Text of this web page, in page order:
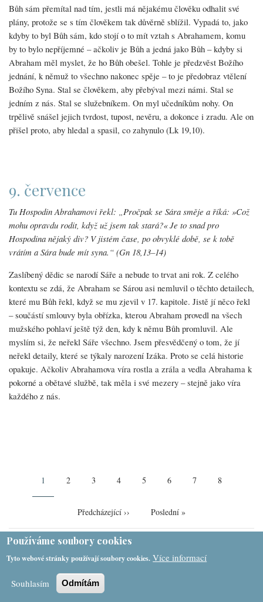
Bůh sám přemítal nad tím, jestli má nějakému člověku odhalit své
plány, protože se s tím člověkem tak důvěrně sblížil. Vypadá to, jako
kdyby to byl Bůh sám, kdo stojí o to mít vztah s Abrahamem, komu
by to bylo nepříjemné – ačkoliv je Bůh a jedná jako Bůh – kdyby si
Abraham měl myslet, že ho Bůh obešel. Tohle je předzvěst Božího
jednání, k němuž to všechno nakonec spěje – to je předobraz vtělení
Božího Syna. Stal se člověkem, aby přebýval mezi námi. Stal se
jedním z nás. Stal se služebníkem. On myl učedníkům nohy. On
trpělivě snášel jejich tvrdost, tupost, nevěru, a dokonce i zradu. Ale on
přišel proto, aby hledal a spasil, co zahynulo (Lk 19,10).
9. července
Tu Hospodin Abrahamovi řekl: „Pročpak se Sára směje a říká: »Což
mohu opravdu rodit, když už jsem tak stará?« Je to snad pro
Hospodina nějaký div? V jistém čase, po obvyklé době, se k tobě
vrátím a Sára bude mít syna.“ (Gn 18,13–14)
Zaslíbený dědic se narodí Sáře a nebude to trvat ani rok. Z celého
kontextu se zdá, že Abraham se Sárou asi nemluvil o těchto detailech,
které mu Bůh řekl, když se mu zjevil v 17. kapitole. Jistě jí něco řekl
– součástí smlouvy byla obřízka, kterou Abraham provedl na všech
mužského pohlaví ještě týž den, kdy k němu Bůh promluvil. Ale
myslím si, že neřekl Sáře všechno. Jsem přesvědčený o tom, že jí
neřekl detaily, které se týkaly narození Izáka. Proto se celá historie
opakuje. Ačkoliv Abrahamova víra rostla a zrála a vedla Abrahama k
pokorné a obětavé službě, tak měla i své mezery – stejně jako víra
každého z nás.
Aktuální
1 Page
2 Page
3 Page
4 Page
5 Page
6 Page
7 Page
8
Následující
Předcházející ›› Poslední
Poslední »
Používáme soubory cookies
Tyto webové stránky používají soubory cookies. Více informací
Souhlasím Odmítám